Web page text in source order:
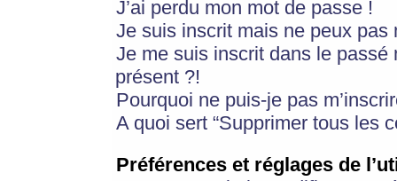
J’ai perdu mon mot de passe !
Je suis inscrit mais ne peux pas
Je me suis inscrit dans le
présent ?!
Pourquoi ne puis-je pas
A quoi sert “Supprimer tous les
Préférences et réglages de